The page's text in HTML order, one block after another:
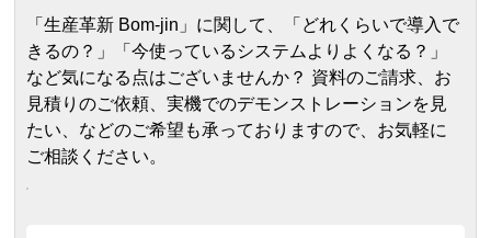
「生産革新 Bom-jin」に関して、「どれくらいで導入で
きるの？」「今使っているシステムよりよくなる？」
など気になる点はございませんか？ 資料のご請求、お
見積りのご依頼、実機でのデモンストレーションを見
たい、などのご希望も承っておりますので、お気軽に
ご相談ください。